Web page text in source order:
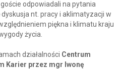
odpowiadali na pytania
nt. pracy i aklimatyzacji w
piękna i klimatu kraju
życia.
działalności Centrum
Karier przez mgr Iwonę